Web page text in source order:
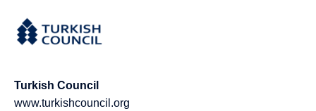
Turkish Council
www.turkishcouncil.org